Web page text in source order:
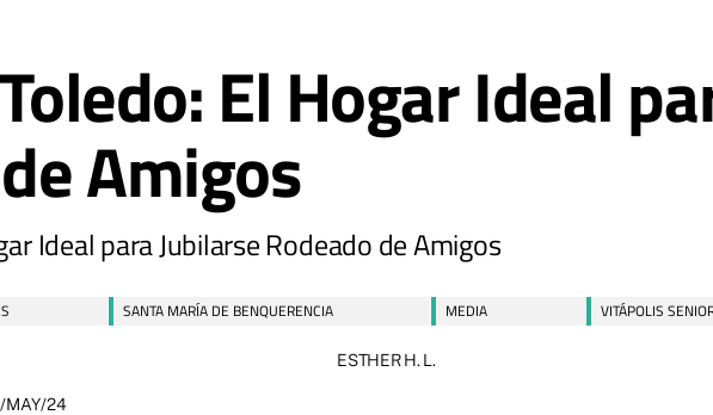
El Hogar Ideal
Amigos
Ideal para Jubilarse Rodeado de Amigos
SANTA MARÍA DE BENQUERENCIA MEDIA VITÁPOLIS
ESTHER H. L.
MAY/24